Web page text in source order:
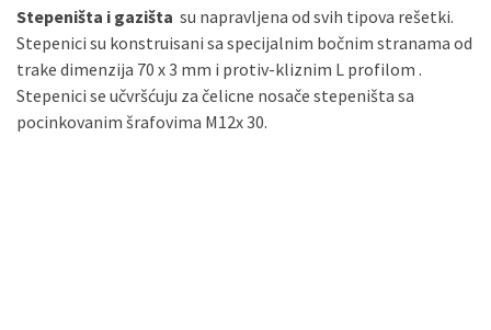
Stepeništa i gazišta su napravljena od svih tipova rešetki.
Stepenici su konstruisani sa specijalnim bočnim stranama od
trake dimenzija 70 x 3 mm i protiv-kliznim L profilom .
Stepenici se učvršćuju za čelicne nosače stepeništa sa
pocinkovanim šrafovima M12x 30.